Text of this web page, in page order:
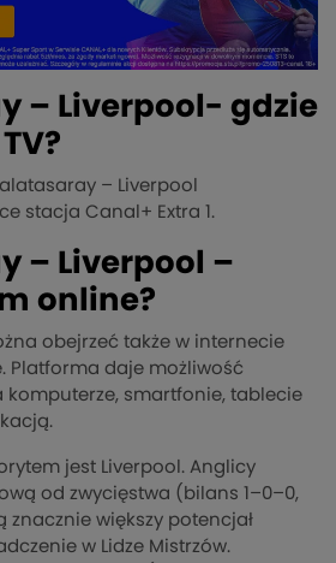
– Liverpool- gdzie
– Liverpool
stacja Canal+ Extra 1.
– Liverpool –
online?
obejrzeć także w internecie
Platforma daje możliwość
smartfonie, tablecie
jest Liverpool. Anglicy
od zwycięstwa (bilans 1–0–0,
znacznie większy potencjał
w Lidze Mistrzów.